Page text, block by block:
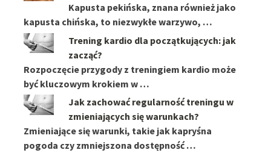
Kapusta pekińska, znana również jako
kapusta chińska, to niezwykłe warzywo, …
Trening kardio dla początkujących: jak
zacząć?
Rozpoczęcie przygody z treningiem kardio może
być kluczowym krokiem w …
Jak zachować regularność treningu w
zmieniających się warunkach?
Zmieniające się warunki, takie jak kapryśna
pogoda czy zmniejszona dostępność …